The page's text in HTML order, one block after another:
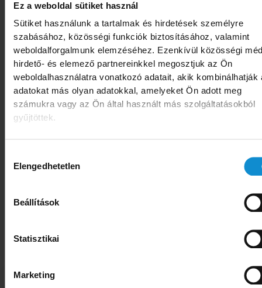
Ez a weboldal sütiket használ
Sütiket használunk a tartalmak és hirdetések személyre
szabásához, közösségi funkciók biztosításához, valamint
weboldalforgalmunk elemzéséhez. Ezenkívül közösségi
hirdető- és elemező partnereinkkel megosztjuk az Ön
weboldalhasználatra vonatkozó adatait, akik kombinálhatják
adatokat más olyan adatokkal, amelyeket Ön adott meg
számukra vagy az Ön által használt más szolgáltatásokból
gyűjtöttek.
kiválasztása
Elengedhetetlen
Beállítások
Statisztikai
Marketing
A szilveszteri lista királyai:
virsli és pezsgő minden
mennyiségben
Az elmúlt években stabil maradt a virsli
iránti kereslet, miközben szilveszter
két-háromszorosára is nőhet a virsli eladás